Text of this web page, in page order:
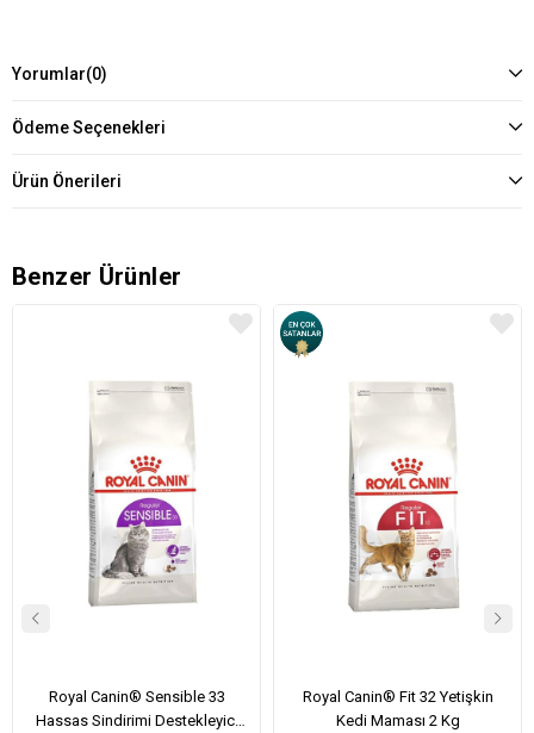
Yorumlar(0)
Ödeme Seçenekleri
Ürün Önerileri
Benzer Ürünler
Royal Canin® Sensible 33
Hassas Sindirimi Destekleyici
Royal Canin® Fit 32 Yetişkin
Kedi Maması 2 Kg